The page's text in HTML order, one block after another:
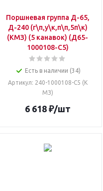
Поршневая группа Д-65,
Д-240 (г\п,у\к,п\п,5п\к)
(КМЗ) (5 канавок) (Д65-
1000108-С5)
Есть в наличии (34)
Артикул: 240-1000108-С5 (К
МЗ)
6 618₽/шт